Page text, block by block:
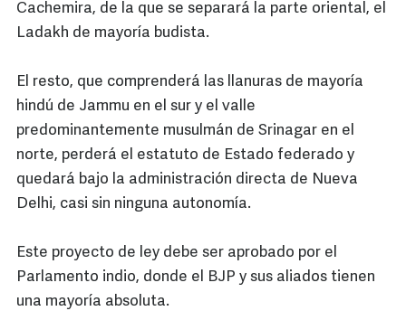
Cachemira, de la que se separará la parte oriental, el
Ladakh de mayoría budista.
El resto, que comprenderá las llanuras de mayoría
hindú de Jammu en el sur y el valle
predominantemente musulmán de Srinagar en el
norte, perderá el estatuto de Estado federado y
quedará bajo la administración directa de Nueva
Delhi, casi sin ninguna autonomía.
Este proyecto de ley debe ser aprobado por el
Parlamento indio, donde el BJP y sus aliados tienen
una mayoría absoluta.